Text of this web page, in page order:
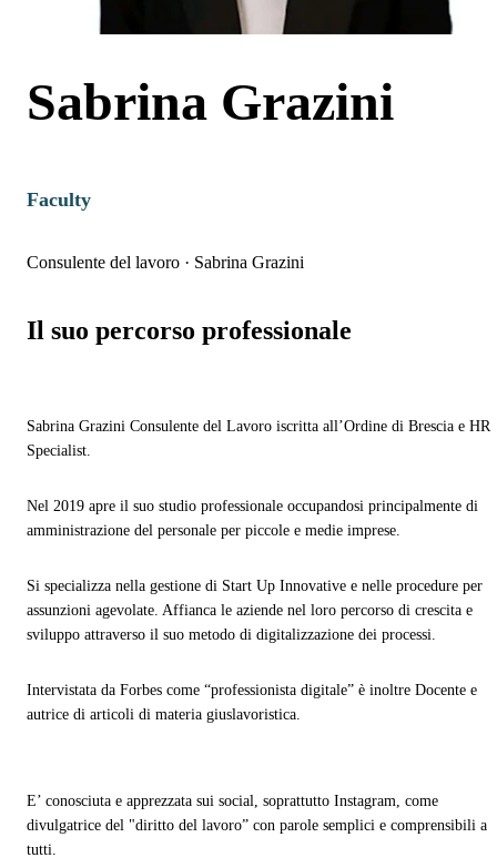
Sabrina Grazini
Faculty
Consulente del lavoro · Sabrina Grazini
Il suo percorso professionale
Sabrina Grazini Consulente del Lavoro iscritta all’Ordine di Brescia e HR
Specialist.
Nel 2019 apre il suo studio professionale occupandosi principalmente di
amministrazione del personale per piccole e medie imprese.
Si specializza nella gestione di Start Up Innovative e nelle procedure per
assunzioni agevolate. Affianca le aziende nel loro percorso di crescita e
sviluppo attraverso il suo metodo di digitalizzazione dei processi.
Intervistata da Forbes come “professionista digitale” è inoltre Docente e
autrice di articoli di materia giuslavoristica.
E’ conosciuta e apprezzata sui social, soprattutto Instagram, come
divulgatrice del "diritto del lavoro” con parole semplici e comprensibili a
tutti.